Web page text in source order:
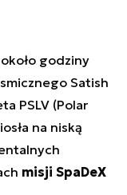
godziny
Satish
PSLV (Polar
na niską
misji SpaDeX